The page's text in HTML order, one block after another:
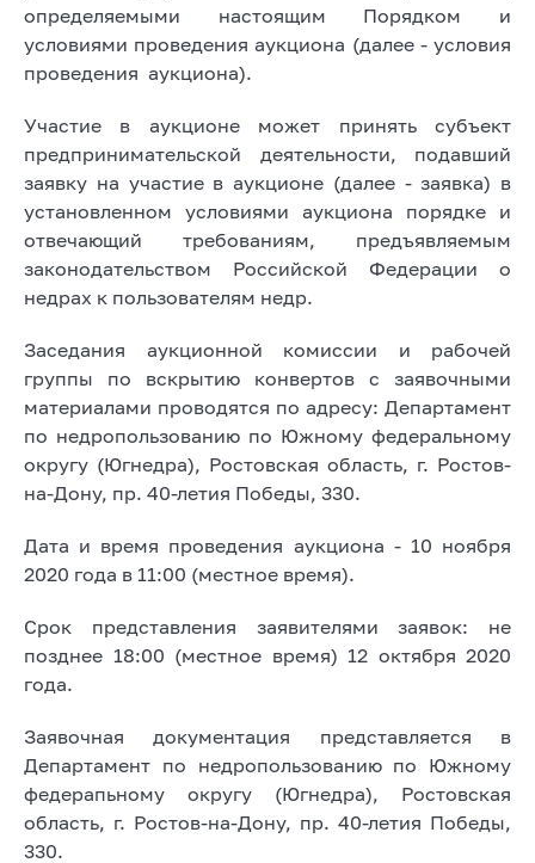
определяемыми настоящим Порядком и
условиями проведения аукциона (далее - условия
проведения аукциона).
Участие в аукционе может принять субъект
предпринимательской деятельности, подавший
заявку на участие в аукционе (далее - заявка) в
установленном условиями аукциона порядке и
отвечающий требованиям, предъявляемым
законодательством Российской Федерации о
недрах к пользователям недр.
Заседания аукционной комиссии и рабочей
группы по вскрытию конвертов с заявочными
материалами проводятся по адресу: Департамент
по недропользованию по Южному федеральному
округу (Югнедра), Ростовская область, г. Ростов-
на-Дону, пр. 40-летия Победы, 330.
Дата и время проведения аукциона - 10 ноября
2020 года в 11:00 (местное время).
Срок представления заявителями заявок: не
позднее 18:00 (местное время) 12 октября 2020
года.
Заявочная документация представляется в
Департамент по недропользованию по Южному
федерапьному округу (Югнедра), Ростовская
область, г. Ростов-на-Дону, пр. 40-летия Победы,
330.